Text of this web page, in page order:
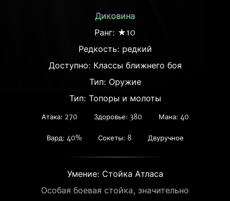
Диковина
Ранг: ★10
Редкость: редкий
Доступно: Классы ближнего боя
Тип: Оружие
Тип: Топоры и молоты
Атака: 270 Здоровье: 380 Мана: 40
Вард: 40% Сокеты: 8 Двуручное
Умение: Стойка Атласа
Особая боевая стойка, значительно